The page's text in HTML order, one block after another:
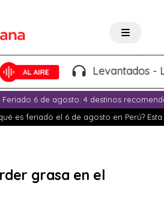
Levantados -
Feriado 6 de agosto: 4 destinos
es feriado el 6 de agosto en Perú?
grasa en el